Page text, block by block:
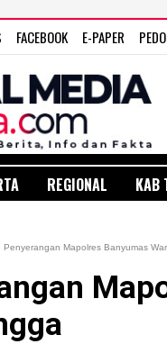
FACEBOOK E-PAPER
REGIONAL KAB
Penyerangan Mapolres Banyumas